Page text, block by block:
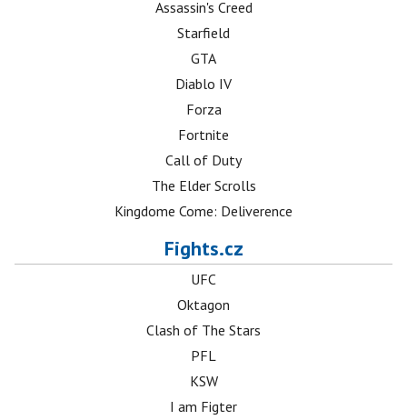
Assassin's Creed
Starfield
GTA
Diablo IV
Forza
Fortnite
Call of Duty
The Elder Scrolls
Kingdome Come: Deliverence
Fights.cz
UFC
Oktagon
Clash of The Stars
PFL
KSW
I am Figter